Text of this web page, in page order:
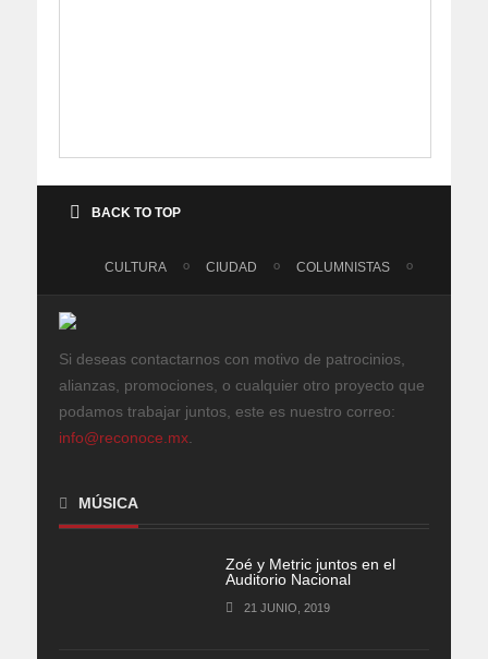
BACK TO TOP
CULTURA CIUDAD COLUMNISTAS
Si deseas contactarnos con motivo de patrocinios,
alianzas, promociones, o cualquier otro proyecto que
podamos trabajar juntos, este es nuestro correo:
info@reconoce.mx
MÚSICA
Zoé y Metric juntos en el
Auditorio Nacional
21 JUNIO, 2019